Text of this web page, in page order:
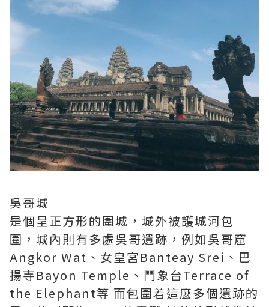
吳哥城
是個呈正方形的圍城，城外被護城河包
圍，城內則有多處吳哥遺跡，例如吳哥窟
Angkor Wat、女皇宮Banteay Srei、巴
揚寺Bayon Temple、鬥象台Terrace of
the Elephant等 而包圍着這麼多個遺跡的